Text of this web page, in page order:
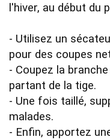
l'hiver, au début du
- Utilisez un
pour des coupes
- Coupez la
partant de la tige.
- Une fois taillé,
malades.
- Enfin, apportez